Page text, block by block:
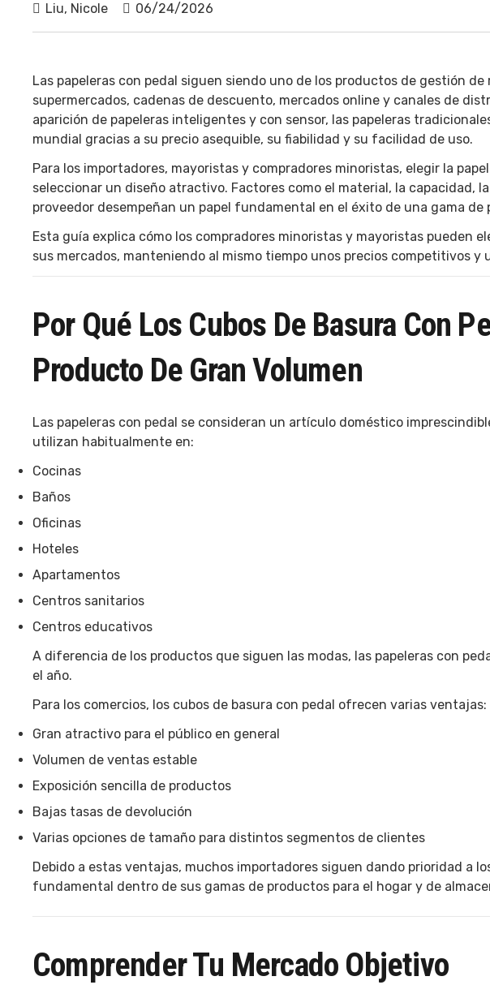
Liu, Nicole 06/24/2026
Las papeleras con pedal siguen siendo uno de los productos de gestión
supermercados, cadenas de descuento, mercados online y canales de
aparición de papeleras inteligentes y con sensor, las papeleras
mundial gracias a su precio asequible, su fiabilidad y su facilidad de uso.
Para los importadores, mayoristas y compradores minoristas, elegir la
seleccionar un diseño atractivo. Factores como el material, la capacidad,
proveedor desempeñan un papel fundamental en el éxito de una gama de
Esta guía explica cómo los compradores minoristas y mayoristas pueden
sus mercados, manteniendo al mismo tiempo unos precios competitivos y
Por Qué Los Cubos De Basura Con
Producto De Gran Volumen
Las papeleras con pedal se consideran un artículo doméstico
utilizan habitualmente en:
Cocinas
Baños
Oficinas
Hoteles
Apartamentos
Centros sanitarios
Centros educativos
A diferencia de los productos que siguen las modas, las papeleras con
el año.
Para los comercios, los cubos de basura con pedal ofrecen varias ventajas:
Gran atractivo para el público en general
Volumen de ventas estable
Exposición sencilla de productos
Bajas tasas de devolución
Varias opciones de tamaño para distintos segmentos de clientes
Debido a estas ventajas, muchos importadores siguen dando prioridad a
fundamental dentro de sus gamas de productos para el hogar y de
Comprender Tu Mercado Objetivo